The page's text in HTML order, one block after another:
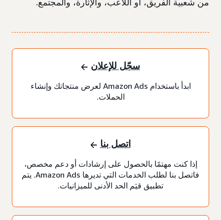
سجّل للإعلان
ابدأ باستخدام Amazon Ads لعرض منتجاتك وإنشاء
الحملات.
اتصل بنا
إذا كنت مهتمًا بالحصول على إرشادات أو دعم مخصص،
فاتصل بنا لطلب الخدمات التي تديرها Amazon Ads. يتم
تطبيق قيَم الحد الأدنى للميزانيات.